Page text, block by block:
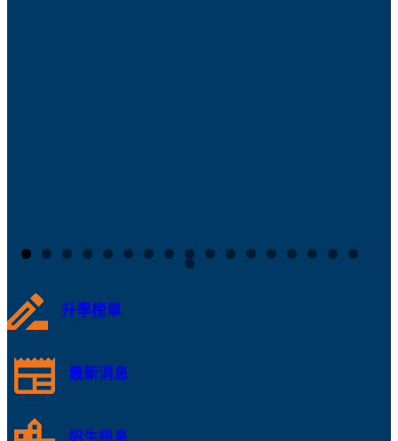
升學榜單
最新消息